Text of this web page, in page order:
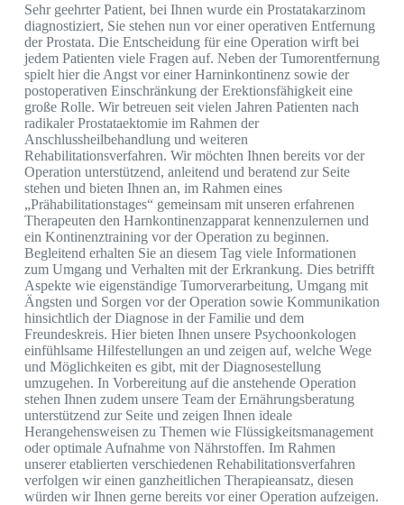
Sehr geehrter Patient, bei Ihnen wurde ein Prostatakarzinom
diagnostiziert, Sie stehen nun vor einer operativen Entfernung
der Prostata. Die Entscheidung für eine Operation wirft bei
jedem Patienten viele Fragen auf. Neben der Tumorentfernung
spielt hier die Angst vor einer Harninkontinenz sowie der
postoperativen Einschränkung der Erektionsfähigkeit eine
große Rolle. Wir betreuen seit vielen Jahren Patienten nach
radikaler Prostataektomie im Rahmen der
Anschlussheilbehandlung und weiteren
Rehabilitationsverfahren. Wir möchten Ihnen bereits vor der
Operation unterstützend, anleitend und beratend zur Seite
stehen und bieten Ihnen an, im Rahmen eines
„Prähabilitationstages“ gemeinsam mit unseren erfahrenen
Therapeuten den Harnkontinenzapparat kennenzulernen und
ein Kontinenztraining vor der Operation zu beginnen.
Begleitend erhalten Sie an diesem Tag viele Informationen
zum Umgang und Verhalten mit der Erkrankung. Dies betrifft
Aspekte wie eigenständige Tumorverarbeitung, Umgang mit
Ängsten und Sorgen vor der Operation sowie Kommunikation
hinsichtlich der Diagnose in der Familie und dem
Freundeskreis. Hier bieten Ihnen unsere Psychoonkologen
einfühlsame Hilfestellungen an und zeigen auf, welche Wege
und Möglichkeiten es gibt, mit der Diagnosestellung
umzugehen. In Vorbereitung auf die anstehende Operation
stehen Ihnen zudem unsere Team der Ernährungsberatung
unterstützend zur Seite und zeigen Ihnen ideale
Herangehensweisen zu Themen wie Flüssigkeitsmanagement
oder optimale Aufnahme von Nährstoffen. Im Rahmen
unserer etablierten verschiedenen Rehabilitationsverfahren
verfolgen wir einen ganzheitlichen Therapieansatz, diesen
würden wir Ihnen gerne bereits vor einer Operation aufzeigen.